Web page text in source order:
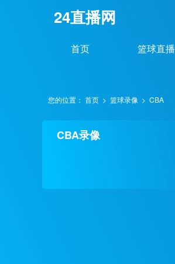
24直播网
首页 篮球直播
您的位置： 首页 > 篮球录像 > CBA
CBA录像